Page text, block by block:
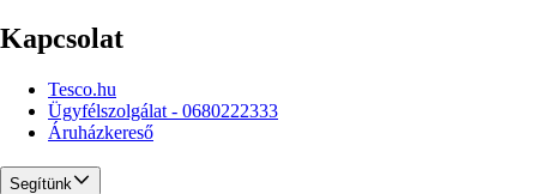
Kapcsolat
Tesco.hu
Ügyfélszolgálat - 0680222333
Áruházkereső
Segítünk